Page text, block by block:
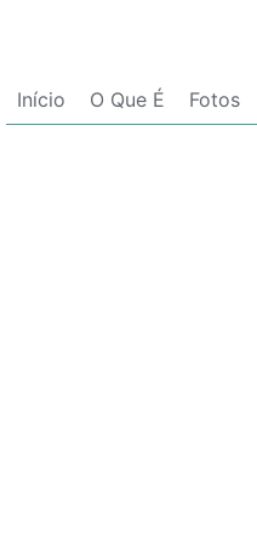
Início O Que É Fotos